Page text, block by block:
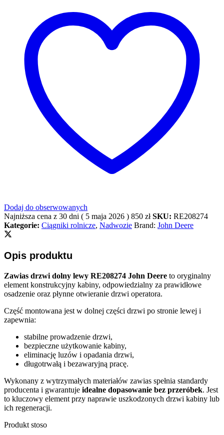
Dodaj do obserwowanych
Najniższa cena z 30 dni ( 5 maja 2026 ) 850 zł SKU: RE208274
Kategorie: Ciągniki rolnicze, Nadwozie Brand: John Deere
Opis produktu
Zawias drzwi dolny lewy RE208274 John Deere to oryginalny
element konstrukcyjny kabiny, odpowiedzialny za prawidłowe
osadzenie oraz płynne otwieranie drzwi operatora.
Część montowana jest w dolnej części drzwi po stronie lewej i
zapewnia:
stabilne prowadzenie drzwi,
bezpieczne użytkowanie kabiny,
eliminację luzów i opadania drzwi,
długotrwałą i bezawaryjną pracę.
Wykonany z wytrzymałych materiałów zawias spełnia standardy
producenta i gwarantuje idealne dopasowanie bez przeróbek. Jest
to kluczowy element przy naprawie uszkodzonych drzwi kabiny lub
ich regeneracji.
Produkt stoso